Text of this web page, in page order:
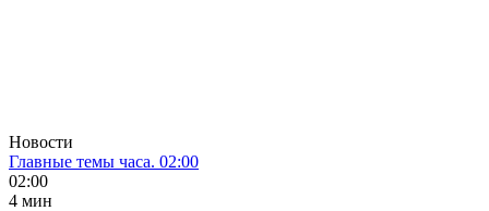
Новости
Главные темы часа. 02:00
02:00
4 мин